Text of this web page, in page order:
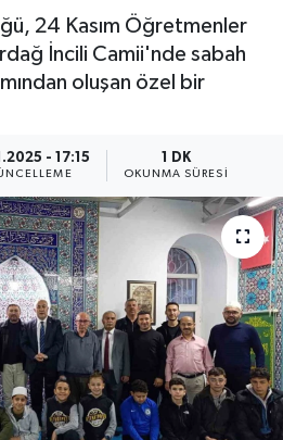
24 Kasım Öğretmenler
İncili Camii'nde sabah
oluşan özel bir
- 17:15 1 DK
OKUNMA SÜRESI